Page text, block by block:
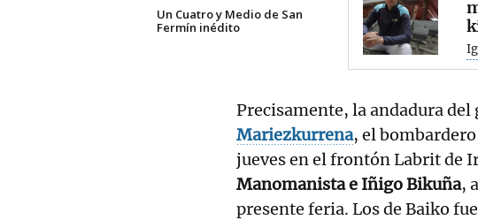
Un Cuatro y Medio de San
Fermín inédito
Precisamente, la andadura del
Mariezkurrena, el
jueves en el frontón Labrit de
Manomanista e Iñigo Bikuña,
presente feria. Los de Baiko